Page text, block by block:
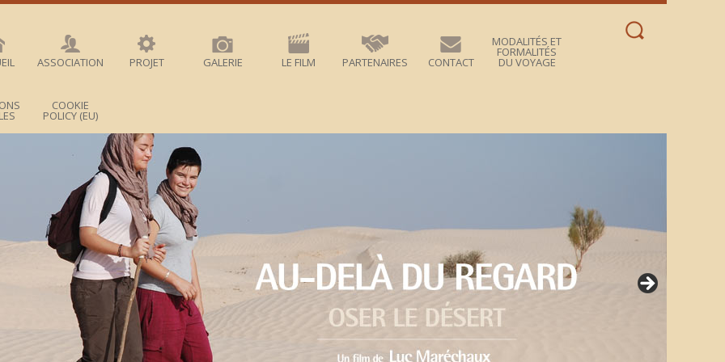
ASSOCIATION PROJET GALERIE LE FILM PARTENAIRES CONTACT
MODALITÉS ET
FORMALITÉS
DU VOYAGE
COOKIE
POLICY (EU)
Rechercher :